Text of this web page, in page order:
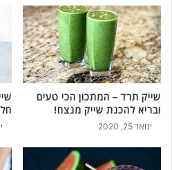
שייק תרד – המתכון הכי טעים
ובריא להכנת שייק מנצח!
ינואר 25, 2020